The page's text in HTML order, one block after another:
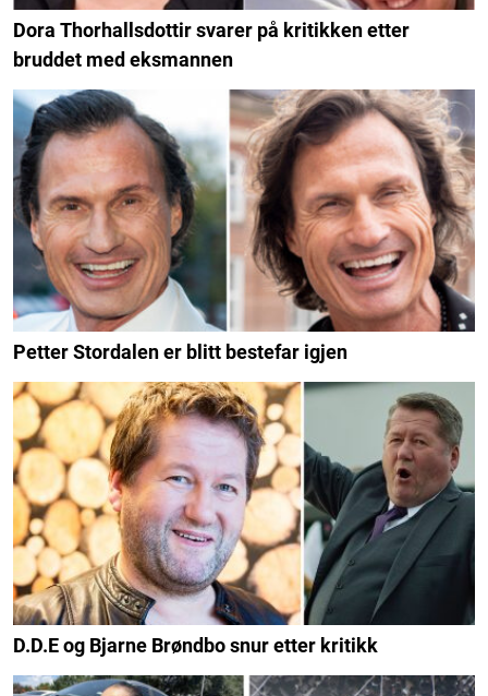
Dora Thorhallsdottir svarer på kritikken etter
bruddet med eksmannen
Petter Stordalen er blitt bestefar igjen
D.D.E og Bjarne Brøndbo snur etter kritikk